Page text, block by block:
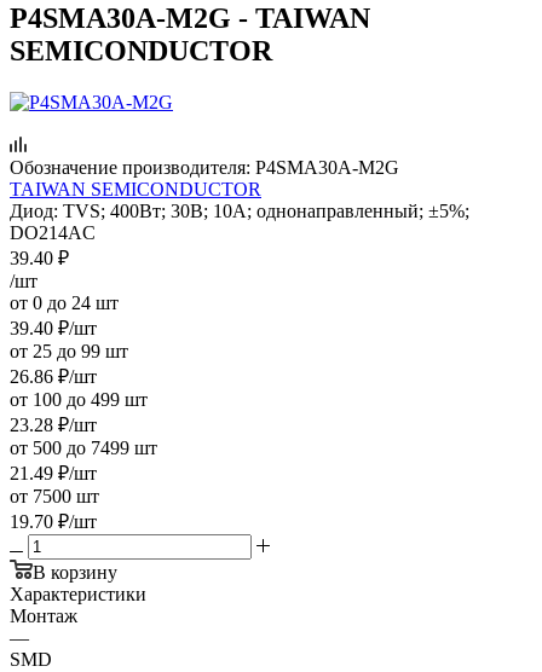
P4SMA30A-M2G - TAIWAN
SEMICONDUCTOR
Обозначение производителя: P4SMA30A-M2G
TAIWAN SEMICONDUCTOR
Диод: TVS; 400Вт; 30В; 10А; однонаправленный; ±5%;
DO214AC
39.40 ₽
/шт
от 0 до 24 шт
39.40 ₽/шт
от 25 до 99 шт
26.86 ₽/шт
от 100 до 499 шт
23.28 ₽/шт
от 500 до 7499 шт
21.49 ₽/шт
от 7500 шт
19.70 ₽/шт
В корзину
Характеристики
Монтаж
—
SMD